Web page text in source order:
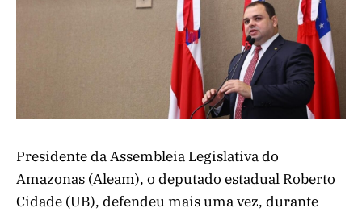
Presidente da Assembleia Legislativa do
Amazonas (Aleam), o deputado estadual Roberto
Cidade (UB), defendeu mais uma vez, durante